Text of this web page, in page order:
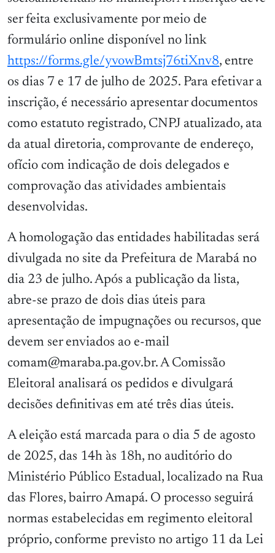
ser feita exclusivamente por meio de
formulário online disponível no link
https://forms.gle/yvowBmtsj76tiXnv8, entre
os dias 7 e 17 de julho de 2025. Para efetivar a
inscrição, é necessário apresentar documentos
como estatuto registrado, CNPJ atualizado, ata
da atual diretoria, comprovante de endereço,
ofício com indicação de dois delegados e
comprovação das atividades ambientais
desenvolvidas.
A homologação das entidades habilitadas será
divulgada no site da Prefeitura de Marabá no
dia 23 de julho. Após a publicação da lista,
abre-se prazo de dois dias úteis para
apresentação de impugnações ou recursos, que
devem ser enviados ao e-mail
comam@maraba.pa.gov.br. A Comissão
Eleitoral analisará os pedidos e divulgará
decisões definitivas em até três dias úteis.
A eleição está marcada para o dia 5 de agosto
de 2025, das 14h às 18h, no auditório do
Ministério Público Estadual, localizado na Rua
das Flores, bairro Amapá. O processo seguirá
normas estabelecidas em regimento eleitoral
próprio, conforme previsto no artigo 11 da Lei